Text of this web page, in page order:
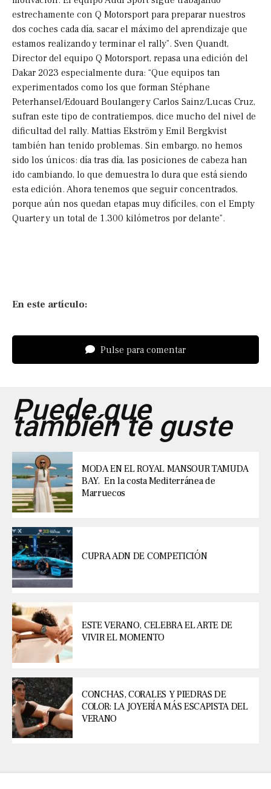
estrechamente con Q Motorsport para preparar nuestros
dos coches cada día, sacar el máximo del aprendizaje que
estamos realizando y terminar el rally”. Sven Quandt,
Director del equipo Q Motorsport, repasa una edición del
Dakar 2023 especialmente dura: “Que equipos tan
experimentados como los que forman Stéphane
Peterhansel/Edouard Boulanger y Carlos Sainz/Lucas Cruz,
sufran este tipo de contratiempos, dice mucho del nivel de
dificultad del rally. Mattias Ekström y Emil Bergkvist
también han tenido problemas. Sin embargo, no hemos
sido los únicos: día tras día, las posiciones de cabeza han
ido cambiando, lo que demuestra lo dura que está siendo
esta edición. Ahora tenemos que seguir concentrados,
porque aún nos quedan etapas muy difíciles, con el Empty
Quarter y un total de 1.300 kilómetros por delante”.
En este artículo:
Pulse para comentar
Puede que
también te guste
MODA EN EL ROYAL MANSOUR TAMUDA
BAY. En la costa Mediterránea de
Marruecos
CUPRA ADN DE COMPETICIÓN
ESTE VERANO, CELEBRA EL ARTE DE
VIVIR EL MOMENTO
CONCHAS, CORALES Y PIEDRAS DE
COLOR: LA JOYERÍA MÁS ESCAPISTA DEL
VERANO